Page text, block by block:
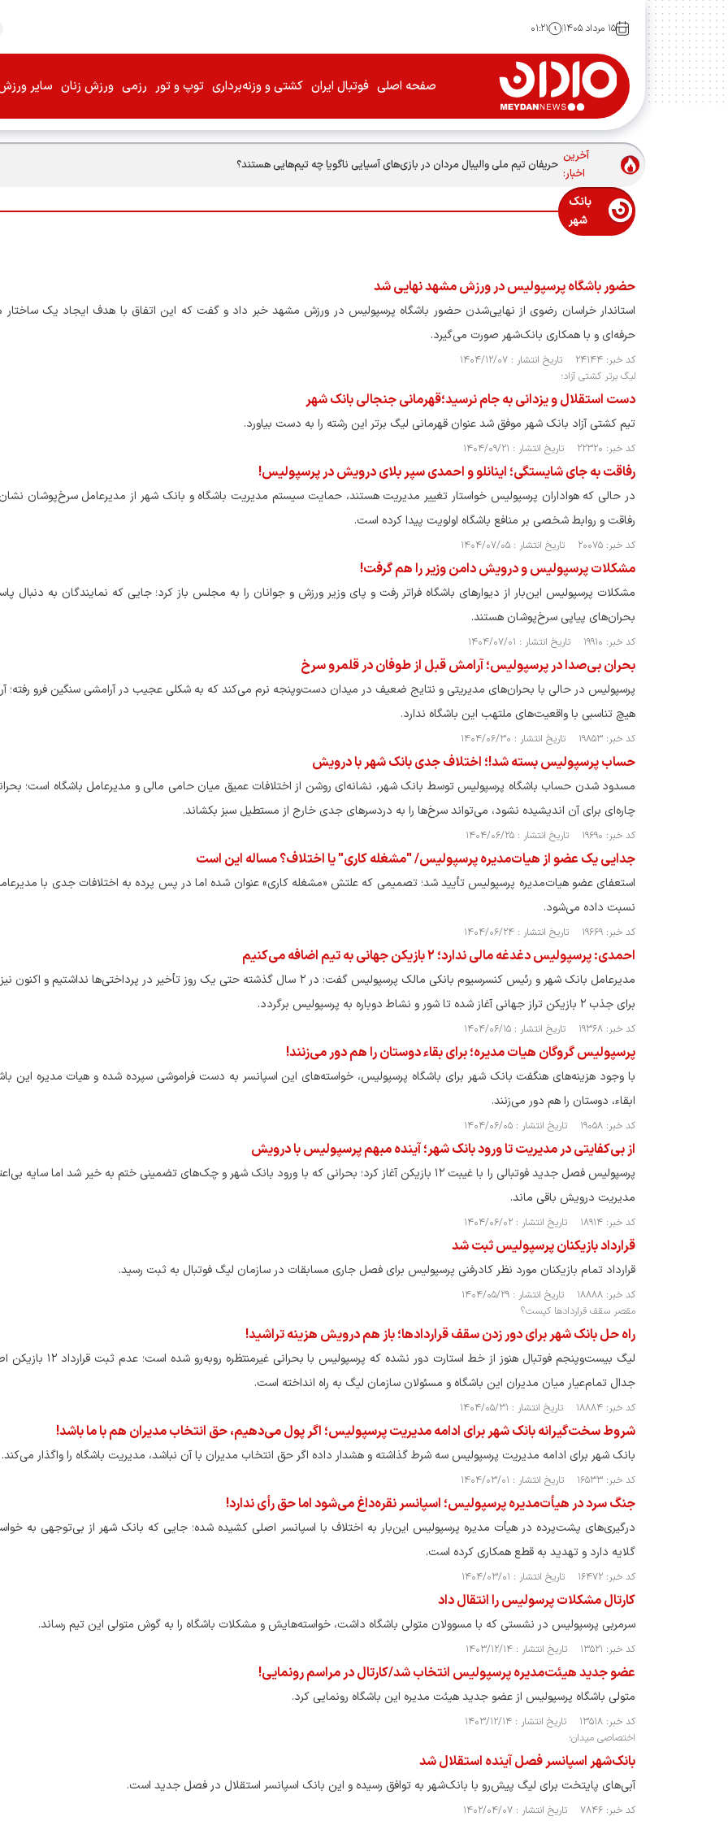
۱۵ مرداد ۱۴۰۵ ۰۱:۲۱
صفحه اصلی فوتبال ایران کشتی و وزنه‌برداری توپ و تور رزمی ورزش زنان سایر
آخرین
اخبار:
حریفان تیم ملی والیبال مردان در بازی‌های آسیایی ناگویا چه تیم‌هایی هستند؟
بانک
شهر
حضور باشگاه پرسپولیس در ورزش مشهد نهایی شد
استاندار خراسان رضوی از نهایی‌شدن حضور باشگاه پرسپولیس در ورزش مشهد خبر داد و گفت که این اتفاق با هدف ایجاد یک ساختار
حرفه‌ای و با همکاری بانک‌شهر صورت می‌گیرد.
کد خبر: ۲۴۱۴۴ تاریخ انتشار : ۱۴۰۴/۱۲/۰۷
لیگ برتر کشتی آزاد؛
دست استقلال و یزدانی به جام نرسید؛قهرمانی جنجالی بانک شهر
تیم کشتی آزاد بانک شهر موفق شد عنوان قهرمانی لیگ برتر این رشته را به دست بیاورد.
کد خبر: ۲۲۳۲۰ تاریخ انتشار : ۱۴۰۴/۰۹/۲۱
رفاقت به جای شایستگی؛ اینانلو و احمدی سپر بلای درویش در پرسپولیس!
در حالی که هواداران پرسپولیس خواستار تغییر مدیریت هستند، حمایت سیستم مدیریت باشگاه و بانک شهر از مدیرعامل سرخ‌پوشان
رفاقت و روابط شخصی بر منافع باشگاه اولویت پیدا کرده است.
کد خبر: ۲۰۰۷۵ تاریخ انتشار : ۱۴۰۴/۰۷/۰۵
مشکلات پرسپولیس و درویش دامن وزیر را هم گرفت!
مشکلات پرسپولیس این‌بار از دیوارهای باشگاه فراتر رفت و پای وزیر ورزش و جوانان را به مجلس باز کرد؛ جایی که نمایندگان به دنبال
بحران‌های پیاپی سرخ‌پوشان هستند.
کد خبر: ۱۹۹۱۰ تاریخ انتشار : ۱۴۰۴/۰۷/۰۱
بحران بی‌صدا در پرسپولیس؛ آرامش قبل از طوفان در قلمرو سرخ
پرسپولیس در حالی با بحران‌های مدیریتی و نتایج ضعیف در میدان دست‌وپنجه نرم می‌کند که به شکلی عجیب در آرامشی سنگین فرو رفته؛
هیچ تناسبی با واقعیت‌های ملتهب این باشگاه ندارد.
کد خبر: ۱۹۸۵۳ تاریخ انتشار : ۱۴۰۴/۰۶/۳۰
حساب پرسپولیس بسته شد!؛ اختلاف جدی بانک شهر با درویش
مسدود شدن حساب باشگاه پرسپولیس توسط بانک شهر، نشانه‌ای روشن از اختلافات عمیق میان حامی مالی و مدیرعامل باشگاه است؛
چاره‌ای برای آن اندیشیده نشود، می‌تواند سرخ‌ها را به دردسرهای جدی خارج از مستطیل سبز بکشاند.
کد خبر: ۱۹۶۹۰ تاریخ انتشار : ۱۴۰۴/۰۶/۲۵
جدایی یک عضو از هیات‌مدیره پرسپولیس/ "مشغله کاری" یا اختلاف؟ مساله این است
استعفای عضو هیات‌مدیره پرسپولیس تأیید شد؛ تصمیمی که علتش «مشغله کاری» عنوان شده اما در پس پرده به اختلافات جدی با
نسبت داده می‌شود.
کد خبر: ۱۹۶۶۹ تاریخ انتشار : ۱۴۰۴/۰۶/۲۴
احمدی: پرسپولیس دغدغه مالی ندارد؛ ۲ بازیکن جهانی به تیم اضافه می‌کنیم
مدیرعامل بانک شهر و رئیس کنسرسیوم بانکی مالک پرسپولیس گفت: در ۲ سال گذشته حتی یک روز تأخیر در پرداختی‌ها نداشتیم و
برای جذب ۲ بازیکن تراز جهانی آغاز شده تا شور و نشاط دوباره به پرسپولیس برگردد.
کد خبر: ۱۹۳۶۸ تاریخ انتشار : ۱۴۰۴/۰۶/۱۵
پرسپولیس گروگان هیات مدیره؛ برای بقاء دوستان را هم دور می‌زنند!
با وجود هزینه‌های هنگفت بانک شهر برای باشگاه پرسپولیس، خواسته‌های این اسپانسر به دست فراموشی سپرده شده و هیات مدیره این
ابقاء، دوستان را هم دور می‌زنند.
کد خبر: ۱۹۰۵۸ تاریخ انتشار : ۱۴۰۴/۰۶/۰۵
از بی‌کفایتی در مدیریت تا ورود بانک شهر؛ آینده مبهم پرسپولیس با درویش
پرسپولیس فصل جدید فوتبالی را با غیبت ۱۲ بازیکن آغاز کرد؛ بحرانی که با ورود بانک شهر و چک‌های تضمینی ختم به خیر شد اما سایه
مدیریت درویش باقی ماند.
کد خبر: ۱۸۹۱۴ تاریخ انتشار : ۱۴۰۴/۰۶/۰۲
قرارداد بازیکنان پرسپولیس ثبت شد
قرارداد تمام بازیکنان مورد نظر کادرفنی پرسپولیس برای فصل جاری مسابقات در سازمان لیگ فوتبال به ثبت رسید.
کد خبر: ۱۸۸۸۸ تاریخ انتشار : ۱۴۰۴/۰۵/۲۹
مقصر سقف قرارداد‌ها کیست؟
راه حل بانک شهر برای دور زدن سقف قراردادها؛ باز هم درویش هزینه تراشید!
لیگ بیست‌وپنجم فوتبال هنوز از خط استارت دور نشده که پرسپولیس
جدال تمام‌عیار میان مدیران این باشگاه و مسئولان سازمان لیگ به راه انداخته است.
کد خبر: ۱۸۸۸۴ تاریخ انتشار : ۱۴۰۴/۰۵/۳۱
شروط سخت‌گیرانه بانک شهر برای ادامه مدیریت پرسپولیس؛ اگر پول می‌دهیم، حق انتخاب مدیران هم با ما باشد!
بانک شهر برای ادامه مدیریت پرسپولیس سه شرط گذاشته و هشدار داده اگر حق انتخاب مدیران با آن نباشد، مدیریت باشگاه را واگذار می‌کند.
کد خبر: ۱۶۵۳۳ تاریخ انتشار : ۱۴۰۴/۰۳/۰۱
جنگ سرد در هیأت‌مدیره پرسپولیس؛ اسپانسر نقره‌داغ می‌شود اما حق رأی ندارد!
درگیری‌های پشت‌پرده در هیأت مدیره پرسپولیس این‌بار به اختلاف با اسپانسر اصلی کشیده شده؛ جایی که بانک شهر از بی‌توجهی به
گلایه دارد و تهدید به قطع همکاری کرده است.
کد خبر: ۱۶۴۷۲ تاریخ انتشار : ۱۴۰۴/۰۳/۰۱
کارتال مشکلات پرسولیس را انتقال داد
سرمربی پرسپولیس در نشستی که با مسوولان متولی باشگاه داشت، خواسته‌هایش و مشکلات باشگاه را به گوش متولی این تیم رساند.
کد خبر: ۱۳۵۲۱ تاریخ انتشار : ۱۴۰۳/۱۲/۱۴
عضو جدید هیئت‌مدیره پرسپولیس انتخاب شد/کارتال در مراسم رونمایی!
متولی باشگاه پرسپولیس از عضو جدید هیئت مدیره این باشگاه رونمایی کرد.
کد خبر: ۱۳۵۱۸ تاریخ انتشار : ۱۴۰۳/۱۲/۱۴
اختصاصی میدان؛
بانک‌شهر اسپانسر فصل آینده استقلال شد
آبی‌های پایتخت برای لیگ پیش‌رو با بانک‌شهر به توافق رسیده و این بانک اسپانسر استقلال در فصل جدید است.
کد خبر: ۷۸۴۶ تاریخ انتشار : ۱۴۰۲/۰۴/۰۷
می‌کند! + فیلم